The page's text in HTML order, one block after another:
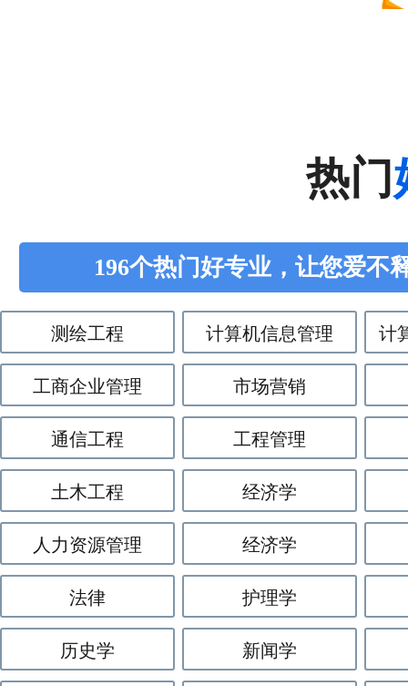
热门
196个热门好专业，让您爱不
测绘工程 计算机信息管理 计
工商企业管理 市场营销
通信工程 工程管理
土木工程 经济学
人力资源管理 经济学
法律 护理学
历史学 新闻学